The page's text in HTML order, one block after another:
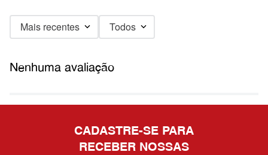
Mais recentes Todos
Nenhuma avaliação
CADASTRE-SE PARA
RECEBER NOSSAS